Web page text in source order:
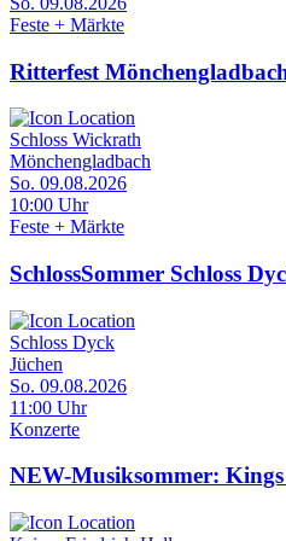
Feste + Märkte
Ritterfest
Schloss Wickrath
Mönchengladbach
So. 09.08.2026
10:00 Uhr
Feste + Märkte
SchlossSommer Schloss
Schloss Dyck
Jüchen
So. 09.08.2026
11:00 Uhr
Konzerte
NEW-Musiksommer: